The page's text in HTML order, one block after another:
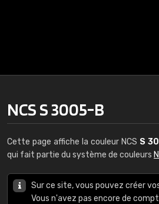
NCS S 3005-B
Cette page affiche la couleur NCS S
qui fait partie du système de couleurs
Sur ce site, vous pouvez créer
Vous n'avez pas encore de